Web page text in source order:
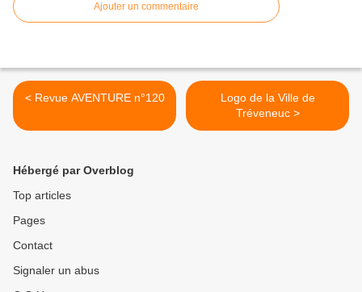
Ajouter un commentaire
< Revue AVENTURE n°120
Logo de la Ville de
Tréveneuc >
Hébergé par Overblog
Top articles
Pages
Contact
Signaler un abus